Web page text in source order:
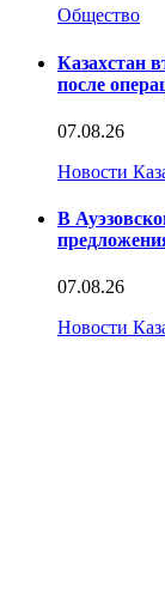
Общество
Казахстан
после
07.08.26
Новости
В
07.08.26
Новости